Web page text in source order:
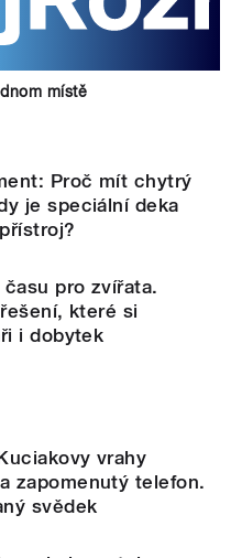
místě
Proč mít chytrý
je speciální deka
pro zvířata.
které si
i dobytek
vrahy
zapomenutý telefon.
svědek